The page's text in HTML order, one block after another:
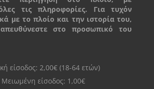
τις πληροφορίες. Για τυχόν
με το πλοίο και την ιστορία του,
στο προσωπικό του
είσοδος: 2,00€ (18-64 ετών)
Μειωμένη είσοδος: 1,00€